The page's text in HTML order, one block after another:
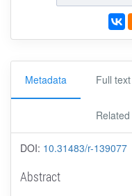
Metadata Full
DOI: 10.31483/r-139077
Abstract